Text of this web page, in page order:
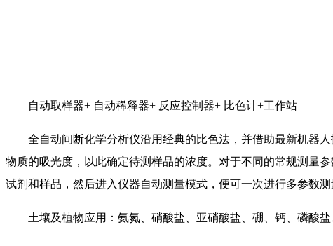
自动取样器+ 自动稀释器+ 反应控制器+ 比色计+工作站
全自动间断化学分析仪沿用经典的比色法，并借助最新机器
物质的吸光度，以此确定待测样品的浓度。对于不同的常规测量
试剂和样品，然后进入仪器自动测量模式，便可一次进行多参数测
土壤及植物应用：氨氮、硝酸盐、亚硝酸盐、硼、钙、磷酸